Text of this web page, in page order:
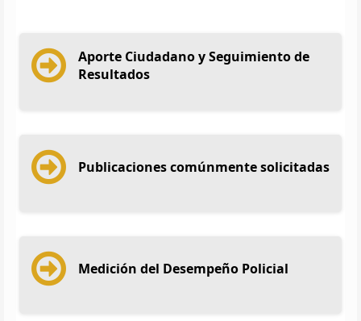
Aporte Ciudadano y Seguimiento de
Resultados
Publicaciones comúnmente solicitadas
Medición del Desempeño Policial